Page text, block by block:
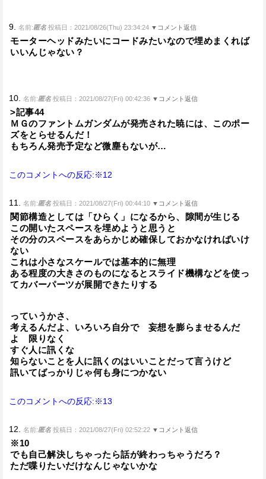
9. 名前:匿名 投稿日：2021/08/26(Thu) 23:34:24 ▼コメント返信
モーターヘッドみたいにコードみたいなので埋めまくれば
いいんじゃない？
10. 名前:匿名 投稿日：2021/08/27(Fri) 00:42:36 ▼コメント返信
>記事44
ＭＧのファントムガンダムが発売された暁には、このポー
ズをとらせるんだ！
もちろん発売予定など微塵もないが…
このコメントへの反応:※12
11. 名前:匿名 投稿日：2021/08/27(Fri) 00:44:10 ▼コメント返信
関節構造としては「ひらく」になるから、隙間が生じる
この開いたスペースを埋めようと思うと
その分のスペースをあらかじめ確保しておかなければいけ
ない
これは小さなスケールでは基本的に無理
ある程度の大きさのものになるとスライド機構などを使っ
てカバーパーツが展開できたりする
っていうかさ、
考えるんだよ、いろいろ自分で 妄想を膨らませるんだ
よ 限りなく
すぐ人に訊くな
知らないことを人に訊くのはいいことだって言うけど
訊いてばっかりじゃ何も身につかない
このコメントへの反応:※13
12. 名前:匿名 投稿日：2021/08/27(Fri) 02:52:22 ▼コメント返信
※10
でも自己解決しちゃったら話が終わっちゃうだろ？
ただ喋りたいだけなんじゃないかな